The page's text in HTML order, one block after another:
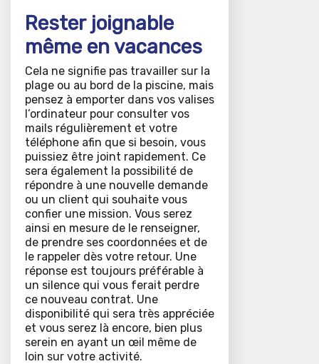
Rester joignable
même en vacances
Cela ne signifie pas travailler sur la
plage ou au bord de la piscine, mais
pensez à emporter dans vos valises
l’ordinateur pour consulter vos
mails régulièrement et votre
téléphone afin que si besoin, vous
puissiez être joint rapidement. Ce
sera également la possibilité de
répondre à une nouvelle demande
ou un client qui souhaite vous
confier une mission. Vous serez
ainsi en mesure de le renseigner,
de prendre ses coordonnées et de
le rappeler dès votre retour. Une
réponse est toujours préférable à
un silence qui vous ferait perdre
ce nouveau contrat. Une
disponibilité qui sera très appréciée
et vous serez là encore, bien plus
serein en ayant un œil même de
loin sur votre activité.